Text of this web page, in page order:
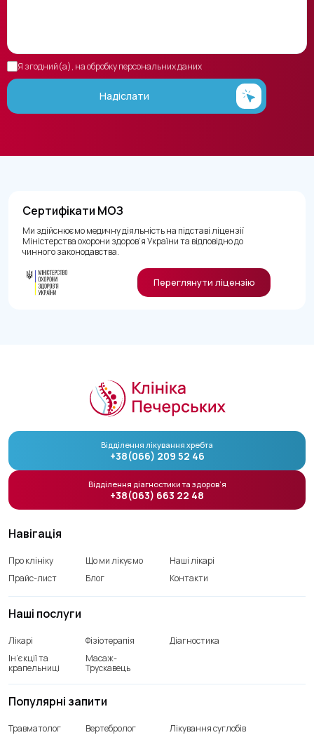
Я згодний(а), на обробку персональних даних
Надіслати
Сертифікати МОЗ
Ми здійснюємо медичну діяльність на підставі ліцензії
Міністерства охорони здоров’я України та відповідно до
чинного законодавства.
Переглянути ліцензію
Навігація
Про клініку Що ми лікуємо
Наші лікарі
Прайс-лист
Блог Контакти
Наші послуги
Лікарі Фізіотерапія
Діагностика
Ін’єкції та
крапельниці
Масаж-
Трускавець
Популярні запити
Травматолог Вертебролог Лікування суглобів
Відділення лікування хребта
+38(066) 209 52 46
Відділення діагностики та здоров’я
+38(063) 663 22 48